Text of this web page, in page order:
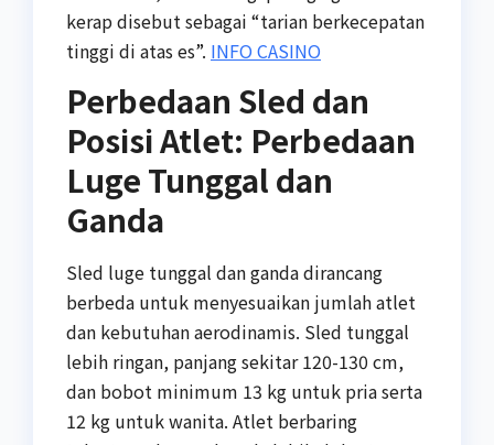
kerap disebut sebagai “tarian berkecepatan
tinggi di atas es”. INFO CASINO
Perbedaan Sled dan
Posisi Atlet: Perbedaan
Luge Tunggal dan
Ganda
Sled luge tunggal dan ganda dirancang
berbeda untuk menyesuaikan jumlah atlet
dan kebutuhan aerodinamis. Sled tunggal
lebih ringan, panjang sekitar 120-130 cm,
dan bobot minimum 13 kg untuk pria serta
12 kg untuk wanita. Atlet berbaring